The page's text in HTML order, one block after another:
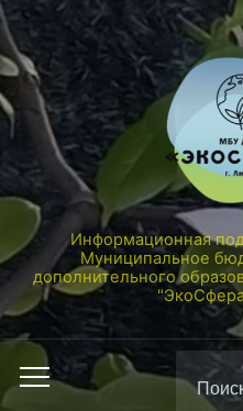
Информационная
Муниципальное
дополнительного
Переключить
Поиск
по: